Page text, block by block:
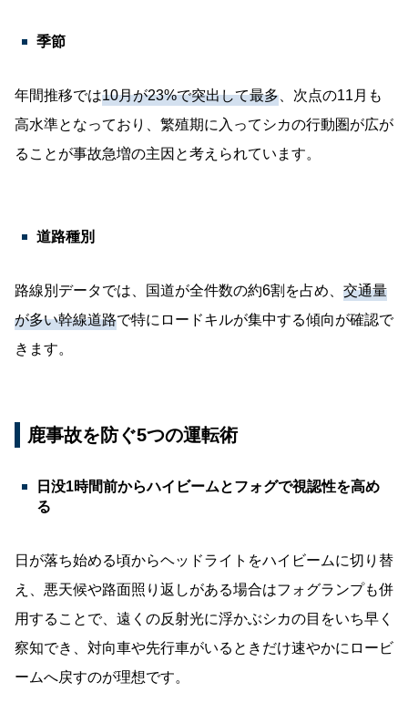
季節
年間推移では10月が23%で突出して最多、次点の11月も
高水準となっており、繁殖期に入ってシカの行動圏が広が
ることが事故急増の主因と考えられています。
道路種別
路線別データでは、国道が全件数の約6割を占め、 交通量
が多い幹線道路で特にロードキルが集中する傾向が確認で
きます。
鹿事故を防ぐ5つの運転術
日没1時間前からハイビームとフォグで視認性を高め
る
日が落ち始める頃からヘッドライトをハイビームに切り替
え、悪天候や路面照り返しがある場合はフォグランプも併
用することで、遠くの反射光に浮かぶシカの目をいち早く
察知でき、対向車や先行車がいるときだけ速やかにロービ
ームへ戻すのが理想です。